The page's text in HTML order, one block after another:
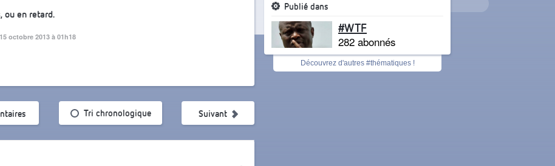
ou en retard.
octobre 2013 à 01h18
Tri chronologique Suivant
Publié dans
#WTF
282 abonnés
Découvrez d'autres #thématiques !